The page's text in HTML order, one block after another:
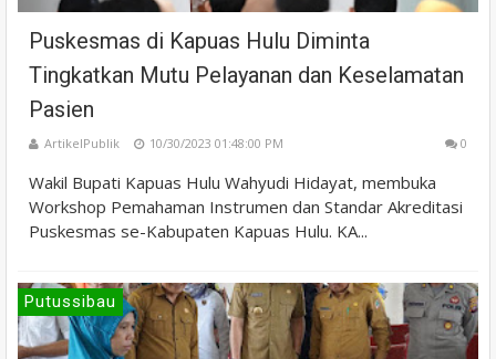
Puskesmas di Kapuas Hulu Diminta
Tingkatkan Mutu Pelayanan dan Keselamatan
Pasien
ArtikelPublik 10/30/2023 01:48:00 PM 0
Wakil Bupati Kapuas Hulu Wahyudi Hidayat, membuka
Workshop Pemahaman Instrumen dan Standar Akreditasi
Puskesmas se-Kabupaten Kapuas Hulu. KA...
Putussibau